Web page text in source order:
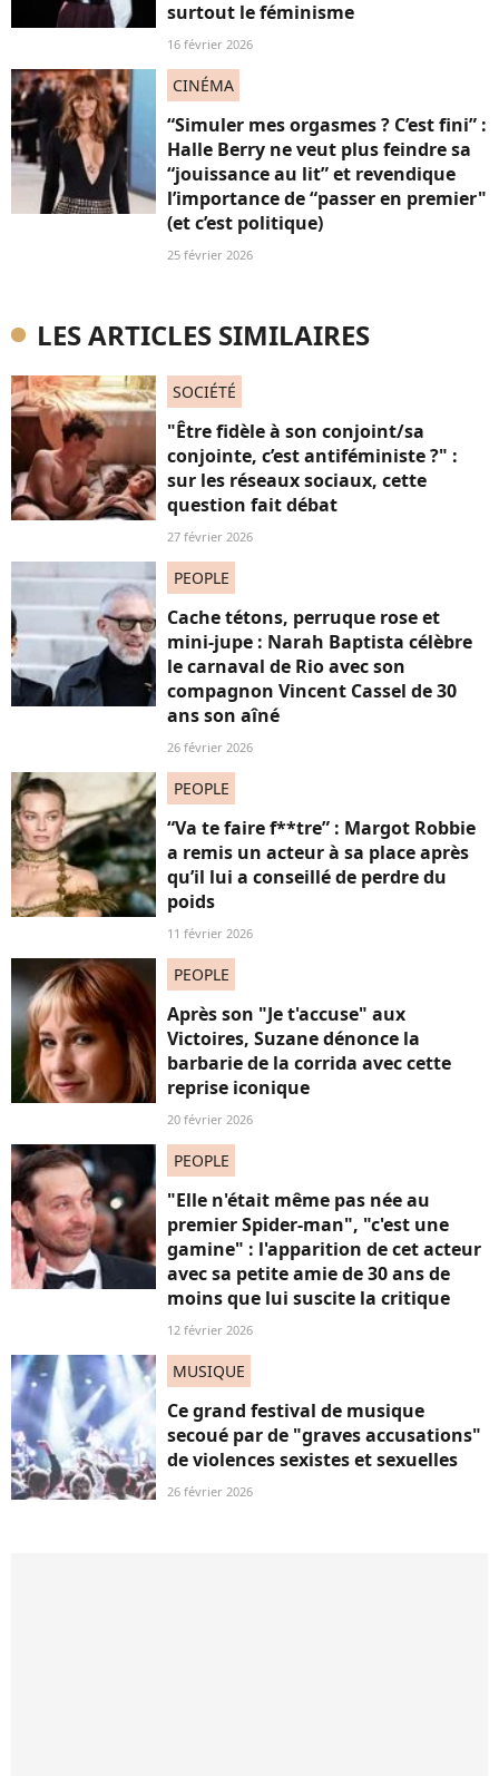
surtout le féminisme
16 février 2026
CINÉMA
“Simuler mes orgasmes ? C’est fini” :
Halle Berry ne veut plus feindre sa
“jouissance au lit” et revendique
l’importance de “passer en premier"
(et c’est politique)
25 février 2026
LES ARTICLES SIMILAIRES
SOCIÉTÉ
"Être fidèle à son conjoint/sa
conjointe, c’est antiféministe ?" :
sur les réseaux sociaux, cette
question fait débat
27 février 2026
PEOPLE
Cache tétons, perruque rose et
mini-jupe : Narah Baptista célèbre
le carnaval de Rio avec son
compagnon Vincent Cassel de 30
ans son aîné
26 février 2026
PEOPLE
“Va te faire f**tre” : Margot Robbie
a remis un acteur à sa place après
qu’il lui a conseillé de perdre du
poids
11 février 2026
PEOPLE
Après son "Je t'accuse" aux
Victoires, Suzane dénonce la
barbarie de la corrida avec cette
reprise iconique
20 février 2026
PEOPLE
"Elle n'était même pas née au
premier Spider-man", "c'est une
gamine" : l'apparition de cet acteur
avec sa petite amie de 30 ans de
moins que lui suscite la critique
12 février 2026
MUSIQUE
Ce grand festival de musique
secoué par de "graves accusations"
de violences sexistes et sexuelles
26 février 2026